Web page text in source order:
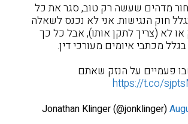
מדהים שעשה רק טוב, סגר את כל
חוק הנגישות. אני לא נכנס לשאלה
לא (צריך לתקן אותו), אבל כל כך
מכתבי איומים מעורכי דין.
פעמיים על הנזק שאתם
https://t.co/